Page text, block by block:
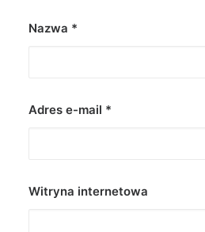
Nazwa *
Adres e-mail *
Witryna internetowa